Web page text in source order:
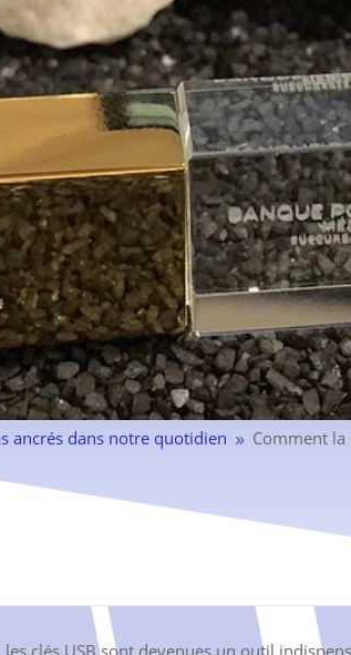
ancrés dans notre quotidien 9 Comment la
clés USB sont devenues un outil